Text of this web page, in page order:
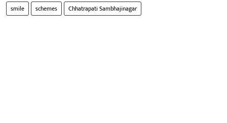
smile schemes Chhatrapati Sambhajinagar